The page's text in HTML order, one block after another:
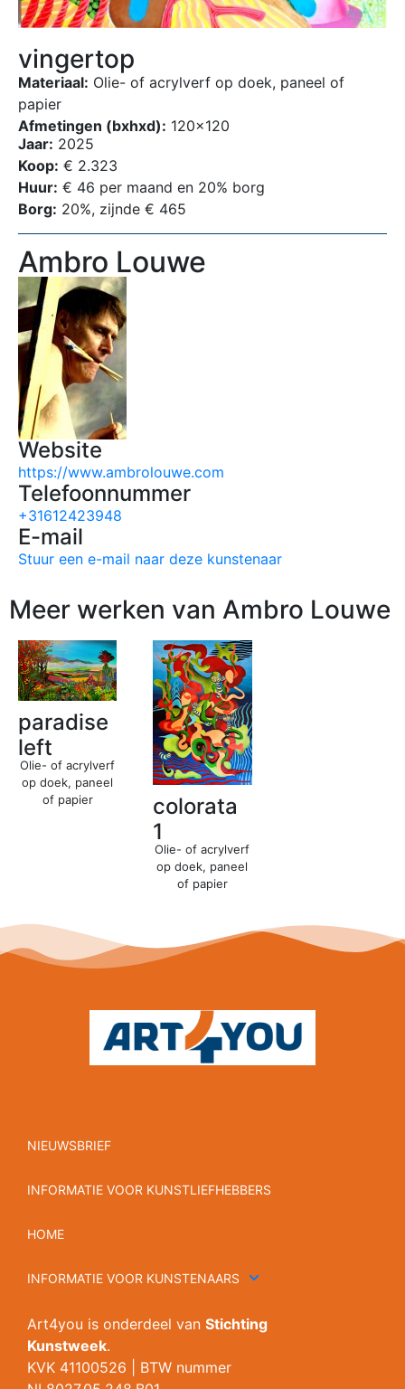
vingertop
Materiaal: Olie- of acrylverf op doek, paneel of
papier
Afmetingen (bxhxd): 120×120
Jaar: 2025
Koop: € 2.323
Huur: € 46 per maand en 20% borg
Borg: 20%, zijnde € 465
Ambro Louwe
Website
https://www.ambrolouwe.com
Telefoonnummer
+31612423948
E-mail
Stuur een e-mail naar deze kunstenaar
Meer werken van Ambro Louwe
paradise
left
Olie- of acrylverf
op doek, paneel
of papier
colorata
1
Olie- of acrylverf
op doek, paneel
of papier
NIEUWSBRIEF
INFORMATIE VOOR KUNSTLIEFHEBBERS
HOME
INFORMATIE VOOR KUNSTENAARS
Art4you is onderdeel van Stichting
Kunstweek.
KVK 41100526 | BTW nummer